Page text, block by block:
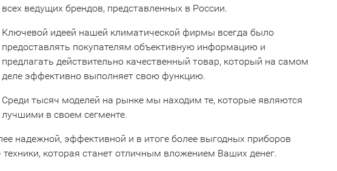
всех ведущих брендов, представленных в России.
Ключевой идеей нашей климатической фирмы всегда было
предоставлять покупателям объективную информацию и
предлагать действительно качественный товар, который на самом
деле эффективно выполняет свою функцию.
Среди тысяч моделей на рынке мы находим те, которые являются
лучшими в своем сегменте.
надежной, эффективной и в итоге более выгодных приборов
которая станет отличным вложением Ваших денег.